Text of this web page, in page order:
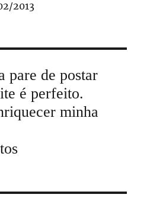
2013
pare de postar
é perfeito.
minha